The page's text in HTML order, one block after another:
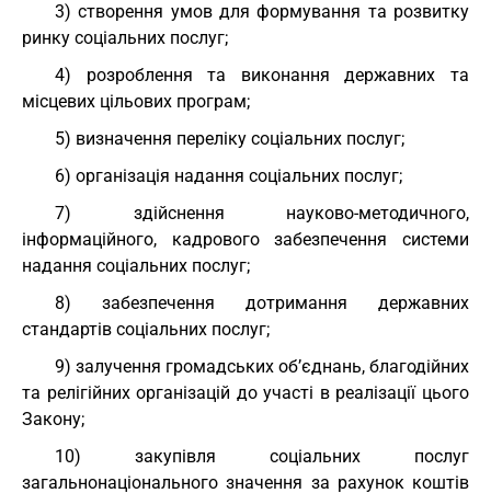
3) створення умов для формування та розвитку
ринку соціальних послуг;
4) розроблення та виконання державних та
місцевих цільових програм;
5) визначення переліку соціальних послуг;
6) організація надання соціальних послуг;
7) здійснення науково-методичного,
інформаційного, кадрового забезпечення системи
надання соціальних послуг;
8) забезпечення дотримання державних
стандартів соціальних послуг;
9) залучення громадських об’єднань, благодійних
та релігійних організацій до участі в реалізації цього
Закону;
10) закупівля соціальних послуг
загальнонаціонального значення за рахунок коштів